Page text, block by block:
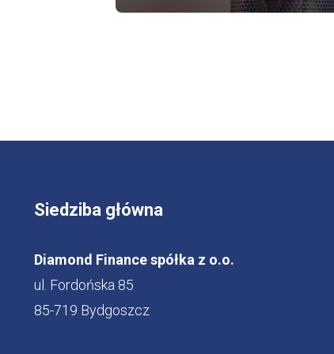
Siedziba główna
Diamond Finance spółka z o.o.
ul. Fordońska 85
85-719 Bydgoszcz